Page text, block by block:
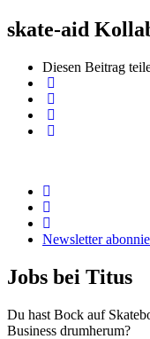
skate-aid
Diesen Beitrag
Newsletter
Jobs bei Titus
Du hast Bock auf
Business drumherum?